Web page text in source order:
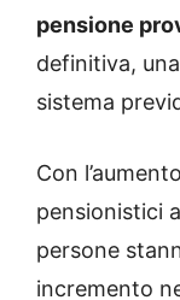
pensione
definitiva,
sistema
Con
pensionistici
persone
incremento